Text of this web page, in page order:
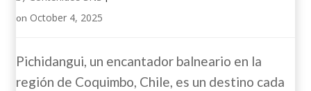
on October 4, 2025
Pichidangui, un encantador balneario en la
región de Coquimbo, Chile, es un destino cada